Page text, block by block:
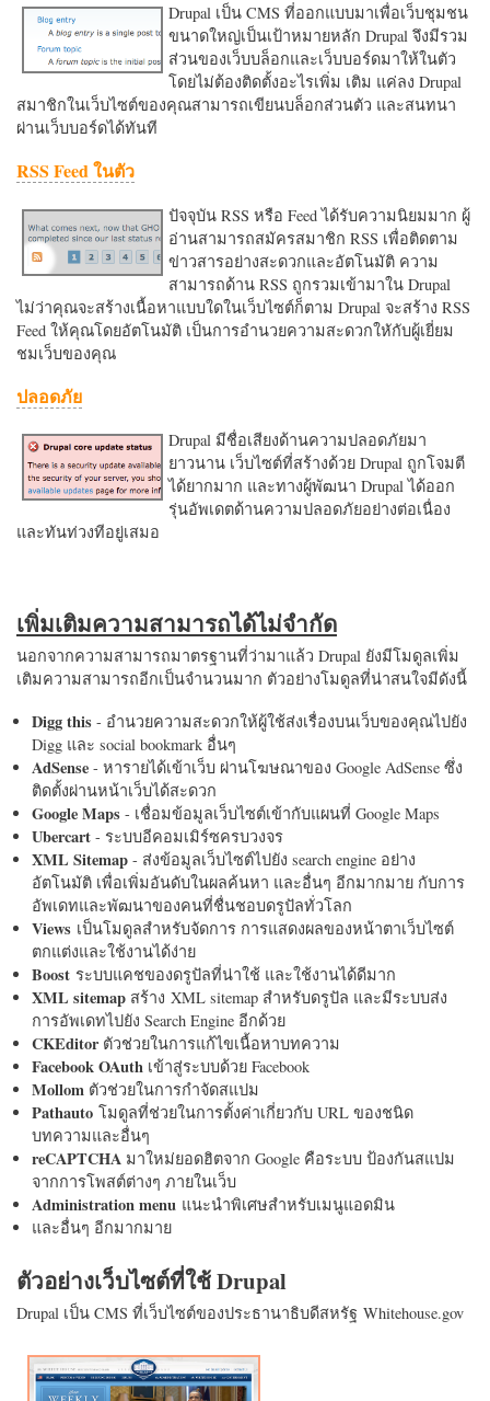
Drupal เป็น CMS ที่ออกแบบมาเพื่อเว็บชุมชน
ขนาดใหญ่เป็นเป้าหมายหลัก Drupal จึงมีรวม
ส่วนของเว็บบล็อกและเว็บบอร์ดมาให้ในตัว
โดยไม่ต้องติดตั้งอะไรเพิ่ม เติม แค่ลง Drupal
สมาชิกในเว็บไซต์ของคุณสามารถเขียนบล็อกส่วนตัว และสนทนา
ผ่านเว็บบอร์ดได้ทันที
RSS Feed ในตัว
ปัจจุบัน RSS หรือ Feed ได้รับความนิยมมาก ผู้
อ่านสามารถสมัครสมาชิก RSS เพื่อติดตาม
ข่าวสารอย่างสะดวกและอัตโนมัติ ความ
สามารถด้าน RSS ถูกรวมเข้ามาใน Drupal
ไม่ว่าคุณจะสร้างเนื้อหาแบบใดในเว็บไซต์ก็ตาม Drupal จะสร้าง RSS
Feed ให้คุณโดยอัตโนมัติ เป็นการอำนวยความสะดวกใหักับผู้เยี่ยม
ชมเว็บของคุณ
ปลอดภัย
Drupal มีชื่อเสียงด้านความปลอดภัยมา
ยาวนาน เว็บไซต์ที่สร้างด้วย Drupal ถูกโจมตี
ได้ยากมาก และทางผู้พัฒนา Drupal ได้ออก
รุ่นอัพเดตด้านความปลอดภัยอย่างต่อเนื่อง
และทันท่วงทีอยู่เสมอ
เพิ่มเติมความสามารถได้ไม่จำกัด
นอกจากความสามารถมาตรฐานที่ว่ามาแล้ว Drupal ยังมีโมดูลเพิ่ม
เติมความสามารถอีกเป็นจำนวนมาก ตัวอย่างโมดูลที่น่าสนใจมีดังนี้
Digg this - อำนวยความสะดวกให้ผู้ใช้ส่งเรื่องบนเว็บของคุณไปยัง
Digg และ social bookmark อื่นๆ
AdSense - หารายได้เข้าเว็บ ผ่านโฆษณาของ Google AdSense ซึ่ง
ติดตั้งผ่านหน้าเว็บได้สะดวก
Google Maps - เชื่อมข้อมูลเว็บไซต์เข้ากับแผนที่ Google Maps
Ubercart - ระบบอีคอมเมิร์ซครบวงจร
XML Sitemap - ส่งข้อมูลเว็บไซต์ไปยัง search engine อย่าง
อัตโนมัติ เพื่อเพิ่มอันดับในผลค้นหา และอื่นๆ อีกมากมาย กับการ
อัพเดทและพัฒนาของคนที่ชื่นชอบดรูปัลทั่วโลก
Views เป็นโมดูลสำหรับจัดการ การแสดงผลของหน้าตาเว็บไซต์
ตกแต่งและใช้งานได้ง่าย
Boost ระบบแคชของดรูปัลที่น่าใช้ และใช้งานได้ดีมาก
XML sitemap สร้าง XML sitemap สำหรับดรูปัล และมีระบบส่ง
การอัพเดทไปยัง Search Engine อีกด้วย
CKEditorตัวช่วยในการแก้ไขเนื้อหาบทความ
Facebook OAuth เข้าสู่ระบบด้วย Facebook
Mollom ตัวช่วยในการกำจัดสแปม
Pathauto โมดูลที่ช่วยในการตั้งค่าเกี่ยวกับ URL ของชนิด
บทความและอื่นๆ
reCAPTCHA มาใหม่ยอดฮิตจาก Google คือระบบ ป้องกันสแปม
จากการโพสต์ต่างๆ ภายในเว็บ
Administration menu แนะนำพิเศษสำหรับเมนูแอดมิน
และอื่นๆ อีกมากมาย
ตัวอย่างเว็บไซต์ที่ใช้ Drupal
Drupal เป็น CMS ที่เว็บไซต์ของประธานาธิบดีสหรัฐ Whitehouse.gov